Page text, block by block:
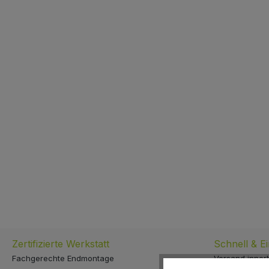
Zertifizierte Werkstatt
Fachgerechte Endmontage
Schnell &
Versand